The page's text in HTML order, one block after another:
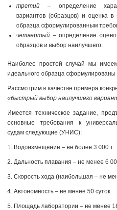
третий – определение
вариантов (образцов) и оценка в
образца сформулированным
четвертый – определение
образцов и выбор наилучшего.
Наиболее простой случай мы
идеального образца сформулированы
Рассмотрим в качестве примера
«быстрый выбор наилучшего
Имеется техническое задание,
основные требования к
судам следующие (УНИС):
1. Водоизмещение – не более 3 000 т.
2. Дальность плавания – не менее 6
3. Скорость хода (наибольшая – не
4. Автономность – не менее 50 суток.
5. Площадь лаборатории – не менее